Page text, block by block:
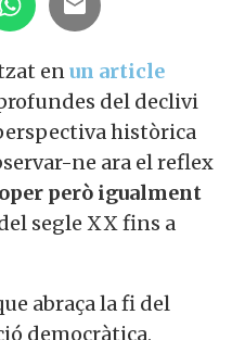
enun article
del declivi
històrica
ne ara el reflex
però igualment
segle XX fins a
abraça la fi del
democràtica,